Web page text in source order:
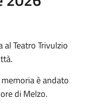
al Teatro Trivulzio
è andato
di Melzo.